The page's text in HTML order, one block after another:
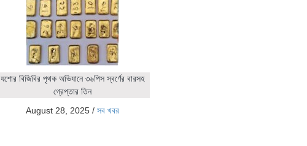
যশোর বিজিবির পৃথক অভিযানে ৩৬পিস স্বর্ণের বারসহ
গ্রেপ্তার তিন
August 28, 2025/ সব খবর